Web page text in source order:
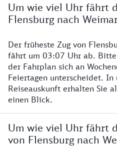
Um wie viel Uhr fährt
Flensburg nach
Der früheste Zug von
fährt um 03:07 Uhr ab. Bitte
der Fahrplan sich an
Feiertagen unterscheidet. In
Reiseauskunft erhalten Sie
einen Blick.
Um wie viel Uhr fährt
von Flensburg nach